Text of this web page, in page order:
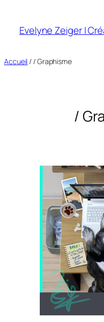
contenu
Evelyne Zeiger |
Accueil / / Graphisme
/